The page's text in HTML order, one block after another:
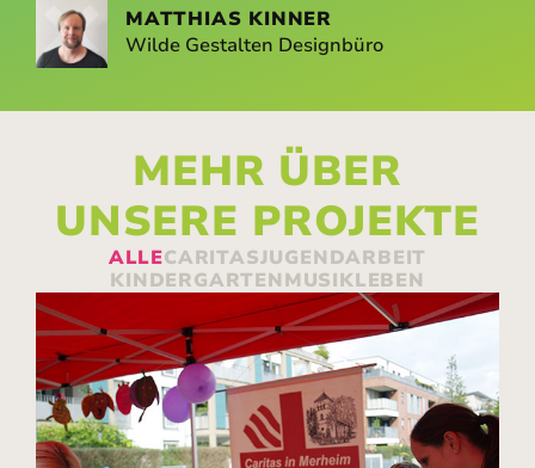
MATTHIAS KINNER
Wilde Gestalten Designbüro
MEHR ÜBER
UNSERE PROJEKTE
CARITASJUGENDARBEIT
KINDERGARTENMUSIKLEBEN
ALLE